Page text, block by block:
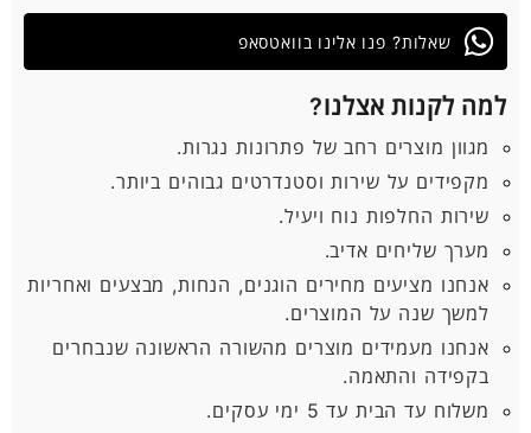
למה לקנות אצלנו?
מגוון מוצרים רחב של פתרונות נגרות.
מקפידים על שירות וסטנדרטים גבוהים ביותר.
שירות החלפות נוח ויעיל.
מערך שליחים אדיב.
אנחנו מציעים מחירים הוגנים, הנחות, מבצעים ואחריות
למשך שנה על המוצרים.
אנחנו מעמידים מוצרים מהשורה הראשונה שנבחרים
בקפידה והתאמה.
משלוח עד הבית עד 5 ימי עסקים.
שאלות? פנו אלינו בוואטסאפ